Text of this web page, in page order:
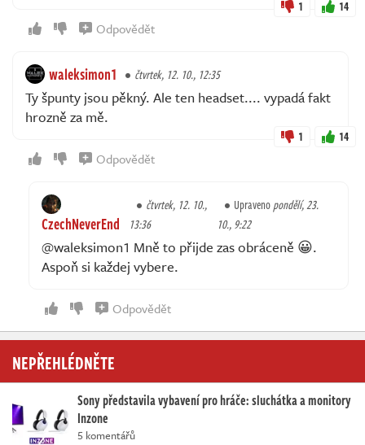
1 14
Odpovědět
waleksimon1 čtvrtek, 12. 10., 12:35
Ty špunty jsou pěkný. Ale ten headset.... vypadá fakt
hrozně za mě.
1 14
Odpovědět
CzechNeverEnd
čtvrtek, 12. 10.,
13:36
Upravenopondělí, 23.
10., 9:22
@waleksimon1 Mně to přijde zas obráceně 😀.
Aspoň si každej vybere.
Odpovědět
NEPŘEHLÉDNĚTE
Sony představila vybavení pro hráče: sluchátka a monitory
Inzone
5 komentářů